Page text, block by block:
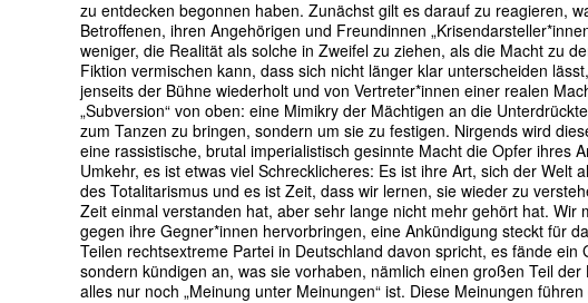
zu entdecken begonnen haben. Zunächst gilt es darauf zu reagieren,
Betroffenen, ihren Angehörigen und Freundinnen
weniger, die Realität als solche in Zweifel zu ziehen, als die Macht zu
Fiktion vermischen kann, dass sich nicht länger klar unterscheiden
jenseits der Bühne wiederholt und von Vertreter*innen einer realen
„Subversion“ von oben: eine Mimikry der Mächtigen an die
zum Tanzen zu bringen, sondern um sie zu festigen. Nirgends wird
eine rassistische, brutal imperialistisch gesinnte Macht die Opfer ihres
Umkehr, es ist etwas viel Schrecklicheres: Es ist ihre Art, sich der Welt
des Totalitarismus und es ist Zeit, dass wir lernen, sie wieder zu
Zeit einmal verstanden hat, aber sehr lange nicht mehr gehört hat.
gegen ihre Gegner*innen hervorbringen, eine Ankündigung steckt für
Teilen rechtsextreme Partei in Deutschland davon spricht, es fände
sondern kündigen an, was sie vorhaben, nämlich einen großen Teil
alles nur noch „Meinung unter Meinungen“ ist. Diese Meinungen